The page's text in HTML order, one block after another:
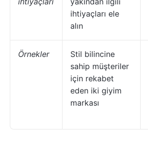
ihtiyaçları ele
alın
Örnekler
Stil bilincine
sahip müşteriler
için rekabet
eden iki giyim
markası